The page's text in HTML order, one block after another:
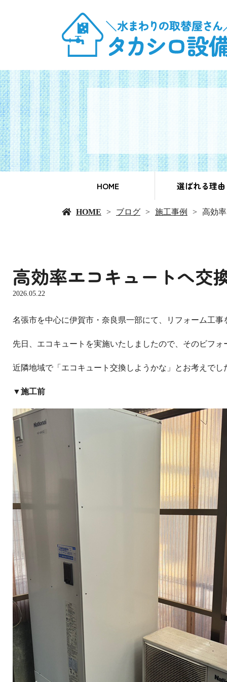
HOME 選ばれる理由
HOME ブログ 施工事例 高効
高効率エコキュートへ交
2026.05.22
名張市を中心に伊賀市・奈良県一部にて、リフォーム工
先日、エコキュートを実施いたしましたので、そのビフ
近隣地域で「エコキュート交換しようかな」とお考えで
▼施工前